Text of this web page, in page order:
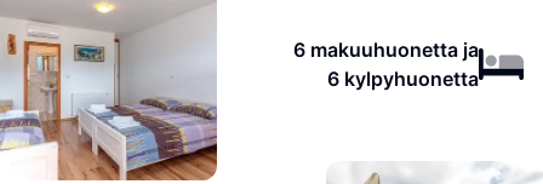
6 makuuhuonetta ja
6 kylpyhuonetta